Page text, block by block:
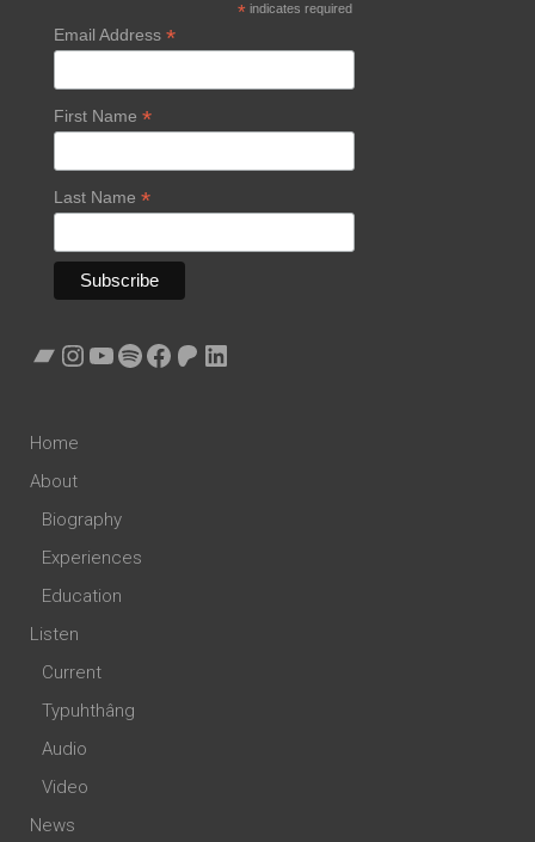
*indicates required
Email Address *
First Name *
Last Name *
Bandcamp
Instagram
YouTube
Spotify
Facebook
Patreon
LinkedIn
Home
About
Biography
Experiences
Education
Listen
Current
Typuhthâng
Audio
Video
News